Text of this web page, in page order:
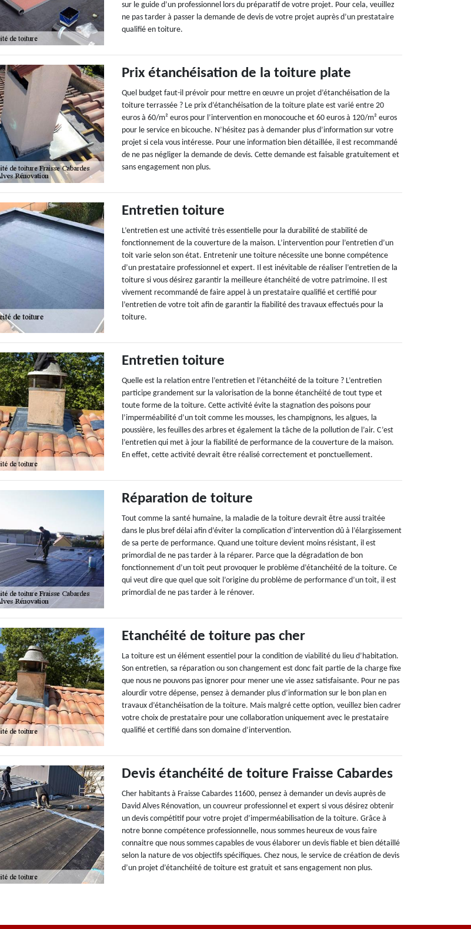
sur le guide d’un professionnel lors du préparatif de votre projet. Pour cela, veuillez
ne pas tarder à passer la demande de devis de votre projet auprès d’un prestataire
qualifié en toiture.
Prix étanchéisation de la toiture plate
Quel budget faut-il prévoir pour mettre en œuvre un projet d’étanchéisation de la
toiture terrassée ? Le prix d’étanchéisation de la toiture plate est varié entre 20
euros à 60/m² euros pour l’intervention en monocouche et 60 euros à 120/m² euros
pour le service en bicouche. N’hésitez pas à demander plus d’information sur votre
projet si cela vous intéresse. Pour une information bien détaillée, il est recommandé
de ne pas négliger la demande de devis. Cette demande est faisable gratuitement et
sans engagement non plus.
Entretien toiture
L’entretien est une activité très essentielle pour la durabilité de stabilité de
fonctionnement de la couverture de la maison. L’intervention pour l’entretien d’un
toit varie selon son état. Entretenir une toiture nécessite une bonne compétence
d’un prestataire professionnel et expert. Il est inévitable de réaliser l’entretien de la
toiture si vous désirez garantir la meilleure étanchéité de votre patrimoine. Il est
vivement recommandé de faire appel à un prestataire qualifié et certifié pour
l’entretien de votre toit afin de garantir la fiabilité des travaux effectués pour la
toiture.
Entretien toiture
Quelle est la relation entre l’entretien et l’étanchéité de la toiture ? L’entretien
participe grandement sur la valorisation de la bonne étanchéité de tout type et
toute forme de la toiture. Cette activité évite la stagnation des poisons pour
l’imperméabilité d’un toit comme les mousses, les champignons, les algues, la
poussière, les feuilles des arbres et également la tâche de la pollution de l’air. C’est
l’entretien qui met à jour la fiabilité de performance de la couverture de la maison.
En effet, cette activité devrait être réalisé correctement et ponctuellement.
Réparation de toiture
Tout comme la santé humaine, la maladie de la toiture devrait être aussi traitée
dans le plus bref délai afin d’éviter la complication d’intervention dû à l’élargissement
de sa perte de performance. Quand une toiture devient moins résistant, il est
primordial de ne pas tarder à la réparer. Parce que la dégradation de bon
fonctionnement d’un toit peut provoquer le problème d’étanchéité de la toiture. Ce
qui veut dire que quel que soit l’origine du problème de performance d’un toit, il est
primordial de ne pas tarder à le rénover.
Etanchéité de toiture pas cher
La toiture est un élément essentiel pour la condition de viabilité du lieu d’habitation.
Son entretien, sa réparation ou son changement est donc fait partie de la charge fixe
que nous ne pouvons pas ignorer pour mener une vie assez satisfaisante. Pour ne pas
alourdir votre dépense, pensez à demander plus d’information sur le bon plan en
travaux d’étanchéisation de la toiture. Mais malgré cette option, veuillez bien cadrer
votre choix de prestataire pour une collaboration uniquement avec le prestataire
qualifié et certifié dans son domaine d’intervention.
Devis étanchéité de toiture Fraisse Cabardes
Cher habitants à Fraisse Cabardes 11600, pensez à demander un devis auprès de
David Alves Rénovation, un couvreur professionnel et expert si vous désirez obtenir
un devis compétitif pour votre projet d’imperméabilisation de la toiture. Grâce à
notre bonne compétence professionnelle, nous sommes heureux de vous faire
connaitre que nous sommes capables de vous élaborer un devis fiable et bien détaillé
selon la nature de vos objectifs spécifiques. Chez nous, le service de création de devis
d’un projet d’étanchéité de toiture est gratuit et sans engagement non plus.